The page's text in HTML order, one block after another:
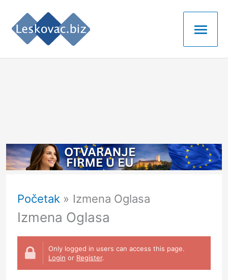
na
sadržaj
Početak Izmena Oglasa
Izmena Oglasa
Only logged in users can access this page.
Login or Register.